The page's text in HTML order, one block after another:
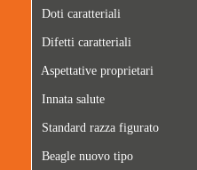
Doti caratteriali
Difetti caratteriali
Aspettative proprietari
Innata salute
Standard razza figurato
Beagle nuovo tipo